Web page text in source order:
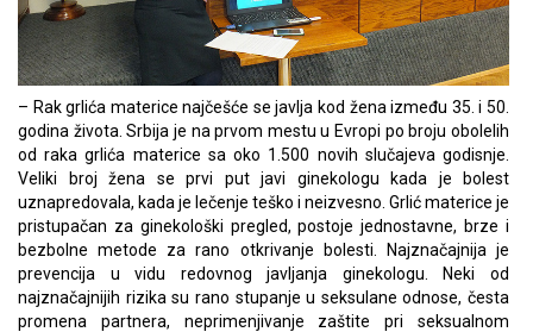
– Rak grlića materice najčešće se javlja kod žena između 35. i 50.
godina života. Srbija je na prvom mestu u Evropi po broju obolelih
od raka grlića materice sa oko 1.500 novih slučajeva godisnje.
Veliki broj žena se prvi put javi ginekologu kada je bolest
uznapredovala, kada je lečenje teško i neizvesno. Grlić materice je
pristupačan za ginekološki pregled, postoje jednostavne, brze i
bezbolne metode za rano otkrivanje bolesti. Najznačajnija je
prevencija u vidu redovnog javljanja ginekologu. Neki od
najznačajnijih rizika su rano stupanje u seksulane odnose, česta
promena partnera, neprimenjivanje zaštite pri seksualnom